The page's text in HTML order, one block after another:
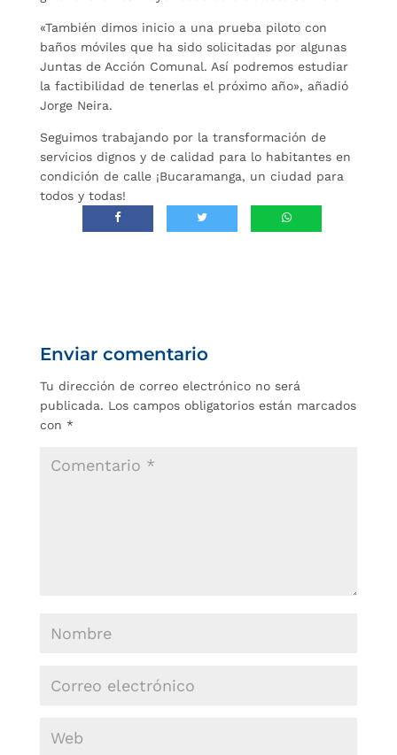
«También dimos inicio a una prueba piloto con
baños móviles que ha sido solicitadas por algunas
Juntas de Acción Comunal. Así podremos estudiar
la factibilidad de tenerlas el próximo año», añadió
Jorge Neira.
Seguimos trabajando por la transformación de
servicios dignos y de calidad para lo habitantes en
condición de calle ¡Bucaramanga, un ciudad para
todos y todas!
Enviar comentario
Tu dirección de correo electrónico no será
publicada. Los campos obligatorios están marcados
con *